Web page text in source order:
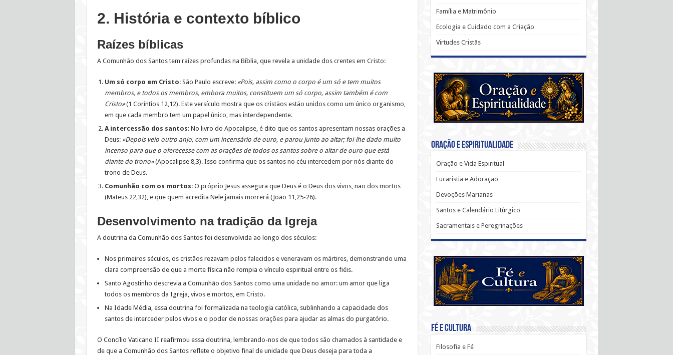
2. História e contexto bíblico
Raízes bíblicas
A Comunhão dos Santos tem raízes profundas na Bíblia, que revela a unidade dos crentes em Cristo:
Um só corpo em Cristo: São Paulo escreve: «Pois, assim como o corpo é um só e tem muitos
membros, e todos os membros, embora muitos, constituem um só corpo, assim também é com
Cristo»(1 Coríntios 12,12). Este versículo mostra que os cristãos estão unidos como um único organismo,
em que cada membro tem um papel único, mas interdependente.
A intercessão dos santos: No livro do Apocalipse, é dito que os santos apresentam nossas orações a
Deus: «Depois veio outro anjo, com um incensário de ouro, e parou junto ao altar; foi-lhe dado muito
incenso para que o oferecesse com as orações de todos os santos sobre o altar de ouro que está
diante do trono»(Apocalipse 8,3). Isso confirma que os santos no céu intercedem por nós diante do
trono de Deus.
Comunhão com os mortos: O próprio Jesus assegura que Deus é o Deus dos vivos, não dos mortos
(Mateus 22,32), e que quem acredita Nele jamais morrerá (João 11,25-26).
Desenvolvimento na tradição da Igreja
A doutrina da Comunhão dos Santos foi desenvolvida ao longo dos séculos:
Nos primeiros séculos, os cristãos rezavam pelos falecidos e veneravam os mártires, demonstrando uma
clara compreensão de que a morte física não rompia o vínculo espiritual entre os fiéis.
Santo Agostinho descrevia a Comunhão dos Santos como uma unidade no amor: um amor que liga
todos os membros da Igreja, vivos e mortos, em Cristo.
Na Idade Média, essa doutrina foi formalizada na teologia católica, sublinhando a capacidade dos
santos de interceder pelos vivos e o poder de nossas orações para ajudar as almas do purgatório.
O Concílio Vaticano II reafirmou essa doutrina, lembrando-nos de que todos são chamados à santidade e
de que a Comunhão dos Santos reflete o objetivo final de unidade que Deus deseja para toda a
Família e Matrimônio
Ecologia e Cuidado com a Criação
Virtudes Cristãs
Oração e Espiritualidade
Oração e Vida Espiritual
Eucaristia e Adoração
Devoções Marianas
Santos e Calendário Litúrgico
Sacramentais e Peregrinações
Fé e Cultura
Filosofia e Fé